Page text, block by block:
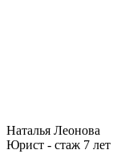
Наталья Леонова
Юрист - стаж 7 лет